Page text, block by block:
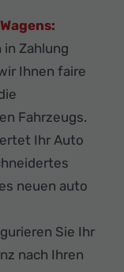
in Zahlung
Ihnen faire
Fahrzeugs.
Ihr Auto
neuen auto
Sie Ihr
nach Ihren